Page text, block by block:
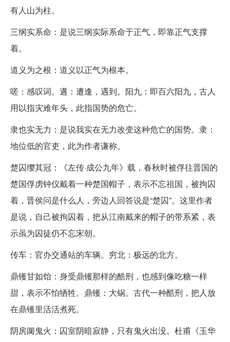
有人山为柱。
三纲实系命：是说三纲实际系命于正气，即靠正气支撑
着。
道义为之根：道义以正气为根本。
嗟：感叹词。遘：遭逢，遇到。阳九：即百六阳九，古人
用以指灾难年头，此指国势的危亡。
隶也实无力：是说我实在无力改变这种危亡的国势。隶：
地位低的官吏，此为作者谦称。
楚囚缨其冠：《左传·成公九年》载，春秋时被俘往晋国的
楚国俘虏钟仪戴着一种楚国帽子，表示不忘祖国，被拘囚
着，晋侯问是什么人，旁边人回答说是“楚囚”。这里作者
是说，自己被拘囚着，把从江南戴来的帽子的带系紧，表
示虽为囚徒仍不忘宋朝。
传车：官办交通站的车辆。穷北：极远的北方。
鼎镬甘如饴：身受鼎镬那样的酷刑，也感到像吃糖一样
甜，表示不怕牺牲。鼎镬：大锅。古代一种酷刑，把人放
在鼎镬里活活煮死。
阴房阒鬼火：囚室阴暗寂静，只有鬼火出没。杜甫《玉华